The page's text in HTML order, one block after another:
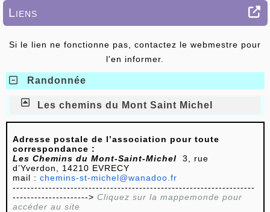
Liens
Si le lien ne fonctionne pas, contactez le webmestre pour
l'en informer.
Randonnée
Les chemins du Mont Saint Michel
Adresse postale de l’association pour toute
correspondance :
Les Chemins du Mont-Saint-Michel
3, rue
d’Yverdon, 14210 EVRECY
mail :chemins-st-michel@wanadoo.fr
-------------------------------------------------------------------
---------------------> Cliquez sur la mappemonde pour
accéder au site